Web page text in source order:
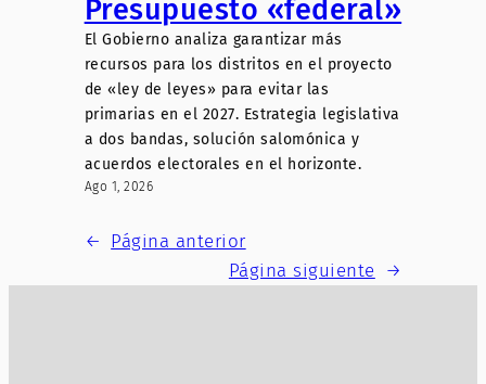
Presupuesto «federal»
El Gobierno analiza garantizar más
recursos para los distritos en el proyecto
de «ley de leyes» para evitar las
primarias en el 2027. Estrategia legislativa
a dos bandas, solución salomónica y
acuerdos electorales en el horizonte.
Ago 1, 2026
← Página anterior
Página siguiente
→